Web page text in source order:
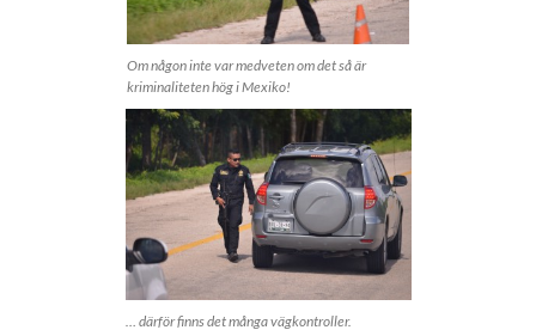
Om någon inte var medveten om det så är
kriminaliteten hög i Mexiko!
… därför finns det många vägkontroller.